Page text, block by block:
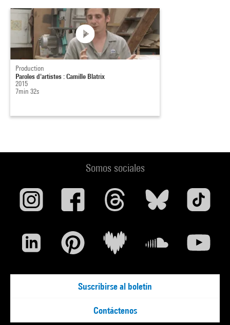
Production
Paroles d'artistes : Camille Blatrix
2015
7min 32s
Somos sociales
Suscribirse al boletín
Contáctenos